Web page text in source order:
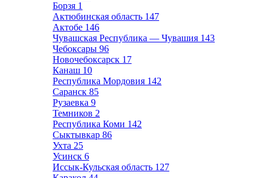
Борзя 1
Актюбинская область 147
Актобе 146
Чувашская Республика — Чувашия 143
Чебоксары 96
Новочебоксарск 17
Канаш 10
Республика Мордовия 142
Саранск 85
Рузаевка 9
Темников 2
Республика Коми 142
Сыктывкар 86
Ухта 25
Усинск 6
Иссык-Кульская область 127